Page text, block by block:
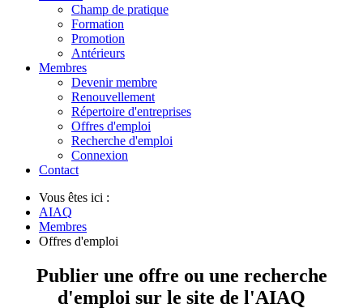
Champ de pratique
Formation
Promotion
Antérieurs
Membres
Devenir membre
Renouvellement
Répertoire d'entreprises
Offres d'emploi
Recherche d'emploi
Connexion
Contact
Vous êtes ici :
AIAQ
Membres
Offres d'emploi
Publier une offre ou une recherche
d'emploi sur le site de l'AIAQ